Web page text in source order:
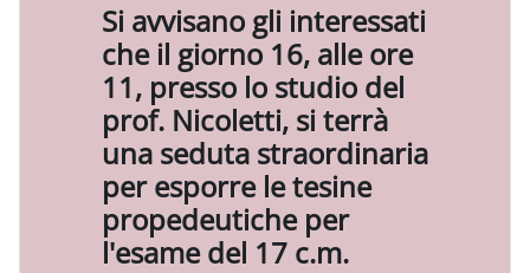
Si avvisano gli interessati
che il giorno 16, alle ore
11, presso lo studio del
prof. Nicoletti, si terrà
una seduta straordinaria
per esporre le tesine
propedeutiche per
l'esame del 17 c.m.